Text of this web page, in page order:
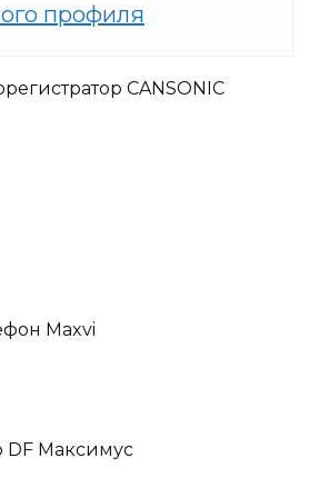
профиля
CANSONIC
Maxvi
DF Максимус